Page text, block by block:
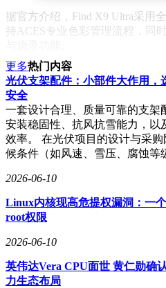
据官方介绍，Find X9 Ultra采用
持ACES专业色彩管理流程，同
配件方面，OPPO联合影视配件
视频配件生态，支持ND滤镜、
HDMI信号输出。素材管理方面
作，提供私有云素材管理方案。
价格方面，12GB+256GB：7499
16GB+512GB：8499元；
OPPO Find X9 Ultra哈苏专业影
Find X9 Ultra哈苏大地探索家大
更多热门内容
光伏支架配件：小部件大作用，
安全
一套设计合理、质量可靠的支架
安装稳固性、抗风抗雪能力，以
效率。 在光伏项目的设计与采
候条件（如风速、雪压、腐蚀
2026-06-10
Linux内核现高危提权漏洞：一
root权限
2026-06-10
英伟达Vera CPU面世 黄仁勋确
力生态布局